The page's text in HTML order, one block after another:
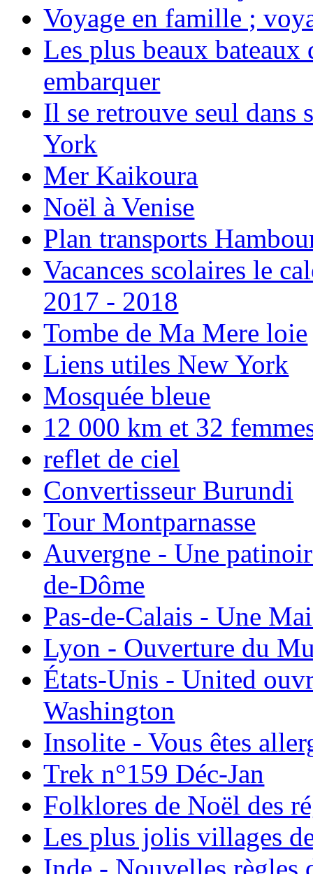
Voyage en famille ;
Les plus beaux bateaux
embarquer
Il se retrouve seul dans
York
Mer Kaikoura
Noël à Venise
Plan transports
Vacances scolaires le
2017 - 2018
Tombe de Ma Mere loie
Liens utiles New York
Mosquée bleue
12 000 km et 32
reflet de ciel
Convertisseur Burundi
Tour Montparnasse
Auvergne - Une
de-Dôme
Pas-de-Calais - Une
Lyon - Ouverture du
États-Unis - United
Washington
Insolite - Vous êtes
Trek n°159 Déc-Jan
Folklores de Noël des
Les plus jolis villages
Inde - Nouvelles règles